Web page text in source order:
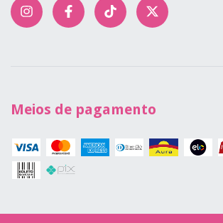
Meios de pagamento